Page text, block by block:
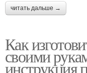
читать дальше →
Как
своими
инструкция